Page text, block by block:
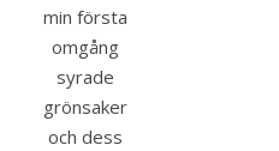
min första
omgång
syrade
grönsaker
och dess